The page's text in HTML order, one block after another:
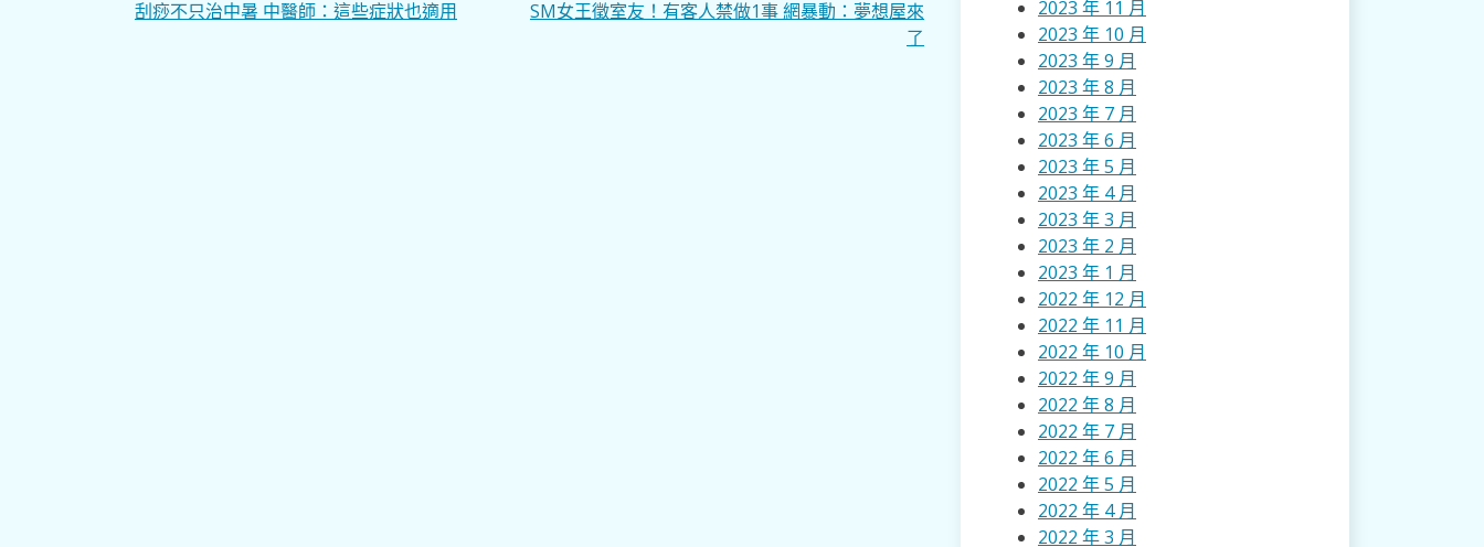
文
刮痧不只治中暑 中醫師：這些症狀也適用
SM女王徵室友！有客人禁做1事 網暴動：夢想屋來
了
2023 年 11 月
2023 年 10 月
2023 年 9 月
2023 年 8 月
2023 年 7 月
2023 年 6 月
2023 年 5 月
2023 年 4 月
2023 年 3 月
2023 年 2 月
2023 年 1 月
2022 年 12 月
2022 年 11 月
2022 年 10 月
2022 年 9 月
2022 年 8 月
2022 年 7 月
2022 年 6 月
2022 年 5 月
2022 年 4 月
2022 年 3 月